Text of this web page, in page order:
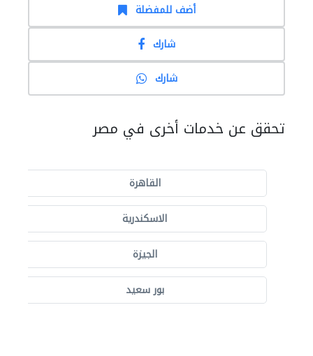
أضف للمفضلة
شارك
شارك
تحقق عن خدمات أخرى في مصر
القاهرة
الاسكندرية
الجيزة
بور سعيد